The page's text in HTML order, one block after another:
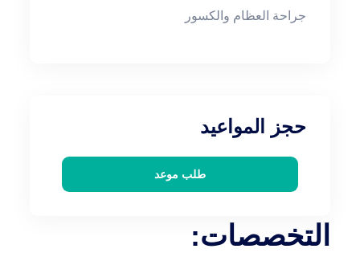
جراحة العظام والكسور
حجز المواعيد
طلب موعد
التخصصات: